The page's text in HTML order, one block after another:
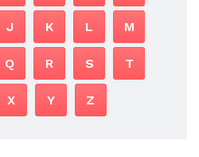
J K L M
Q R S T
X Y Z